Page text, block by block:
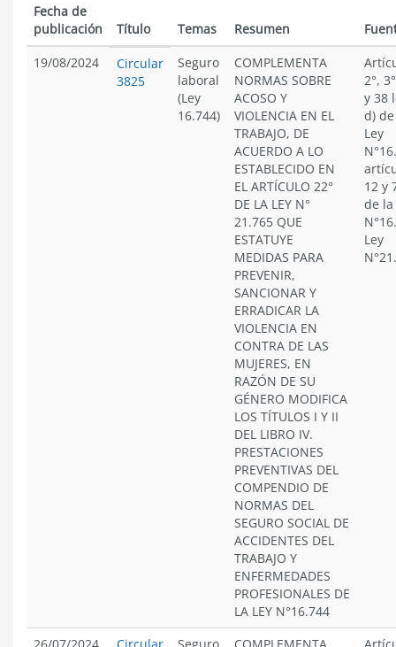
Fecha de
publicación
Título Temas Resumen
19/08/2024
Circular
3825
Seguro
laboral
(Ley
16.744)
COMPLEMENTA
NORMAS SOBRE
ACOSO Y
VIOLENCIA EN EL
TRABAJO, DE
ACUERDO A LO
ESTABLECIDO EN
EL ARTÍCULO 22°
DE LA LEY N°
21.765 QUE
ESTATUYE
MEDIDAS PARA
PREVENIR,
SANCIONAR Y
ERRADICAR LA
VIOLENCIA EN
CONTRA DE LAS
MUJERES, EN
RAZÓN DE SU
GÉNERO MODIFICA
LOS TÍTULOS I Y II
DEL LIBRO IV.
PRESTACIONES
PREVENTIVAS DEL
COMPENDIO DE
NORMAS DEL
SEGURO SOCIAL DE
ACCIDENTES DEL
TRABAJO Y
ENFERMEDADES
PROFESIONALES DE
LA LEY N°16.744
2°,
y 38
d)
Ley
12 y
de la
Ley